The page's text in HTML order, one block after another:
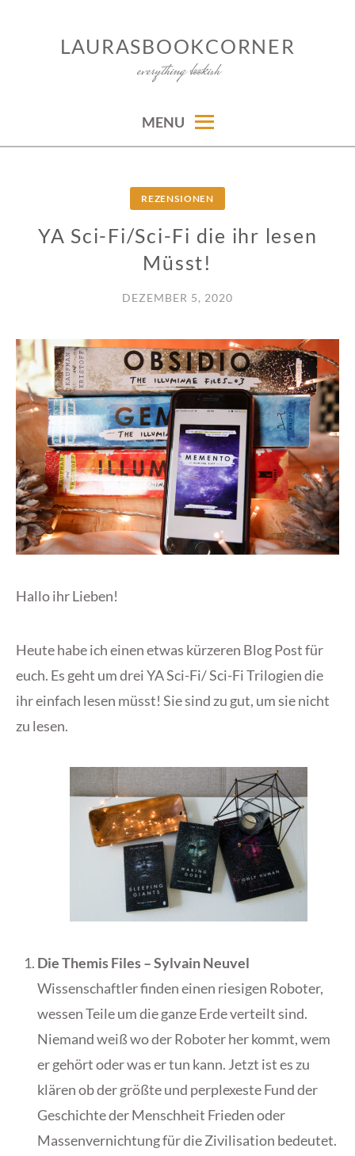
LAURASBOOKCORNER
everything bookish
MENU
REZENSIONEN
YA Sci-Fi/Sci-Fi die ihr lesen
Müsst!
DEZEMBER 5, 2020
Hallo ihr Lieben!
Heute habe ich einen etwas kürzeren Blog Post für
euch. Es geht um drei YA Sci-Fi/ Sci-Fi Trilogien die
ihr einfach lesen müsst! Sie sind zu gut, um sie nicht
zu lesen.
Die Themis Files – Sylvain Neuvel
Wissenschaftler finden einen riesigen Roboter,
wessen Teile um die ganze Erde verteilt sind.
Niemand weiß wo der Roboter her kommt, wem
er gehört oder was er tun kann. Jetzt ist es zu
klären ob der größte und perplexeste Fund der
Geschichte der Menschheit Frieden oder
Massenvernichtung für die Zivilisation bedeutet.